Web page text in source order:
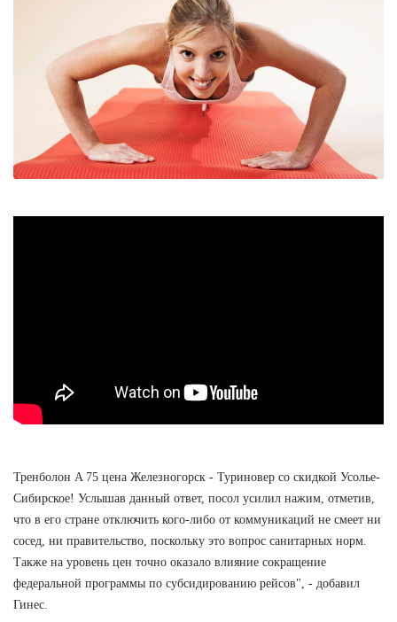
Тренболон A 75 цена Железногорск - Туриновер со скидкой Усолье-
Сибирское! Услышав данный ответ, посол усилил нажим, отметив,
что в его стране отключить кого-либо от коммуникаций не смеет ни
сосед, ни правительство, поскольку это вопрос санитарных норм.
Также на уровень цен точно оказало влияние сокращение
федеральной программы по субсидированию рейсов", - добавил
Гинес.